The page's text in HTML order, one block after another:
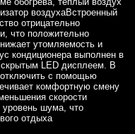
воздухаВстроенный
отрицательно
что положительно
утомляемость и
кондиционера выполнен в
скрытым LED дисплеем. В
с помощью
комфортную смену
скорости
уровень шума, что
отдыха